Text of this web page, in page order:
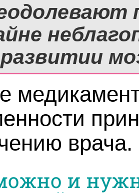
врача.
и